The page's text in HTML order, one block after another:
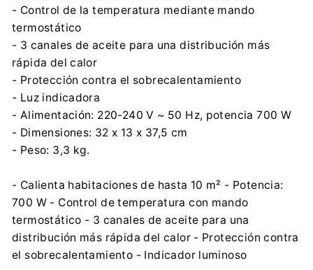
- Control de la temperatura mediante mando
termostático
- 3 canales de aceite para una distribución más
rápida del calor
- Protección contra el sobrecalentamiento
- Luz indicadora
- Alimentación: 220-240 V ~ 50 Hz, potencia 700 W
- Dimensiones: 32 x 13 x 37,5 cm
- Peso: 3,3 kg.
- Calienta habitaciones de hasta 10 m² - Potencia:
700 W - Control de temperatura con mando
termostático - 3 canales de aceite para una
distribución más rápida del calor - Protección contra
el sobrecalentamiento - Indicador luminoso